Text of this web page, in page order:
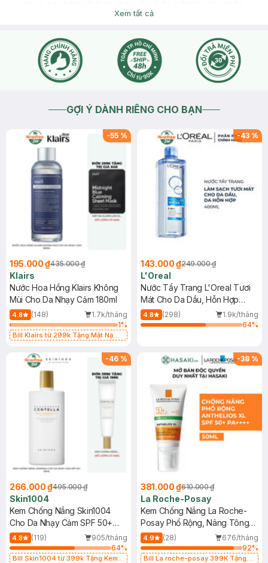
deal đều có giới hạn về số lượng nên khi hết số lượng sản
2024-12-10Thích
Xem tất cả
GỢI Ý DÀNH RIÊNG CHO BẠN
-55 %
195.000 ₫435.000 ₫
Klairs
Nước Hoa Hồng Klairs Không
Mùi Cho Da Nhạy Cảm 180ml
4.8 (148)
1.7k/tháng
1%
Bill Klairs từ 299k Tặng Mặt Nạ
25ml (SL Có Hạn)
-43 %
143.000 ₫249.000 ₫
L'Oreal
Nước Tẩy Trang L'Oreal Tươi
Mát Cho Da Dầu, Hỗn Hợp
400ml
4.8 (298)
1.9k/tháng
64%
-46 %
266.000 ₫495.000 ₫
Skin1004
Kem Chống Nắng Skin1004
Cho Da Nhạy Cảm SPF 50+
50ml
4.8 (119)
905/tháng
64%
Bill Skin1004 từ 399k Tặng Kem
-38 %
381.000 ₫610.000 ₫
La Roche-Posay
Kem Chống Nắng La Roche-
Posay Phổ Rộng, Nâng Tông
Kiềm Dầu 50ml
4.9 (28)
676/tháng
92%
Bill La roche-posay 399K Tặng